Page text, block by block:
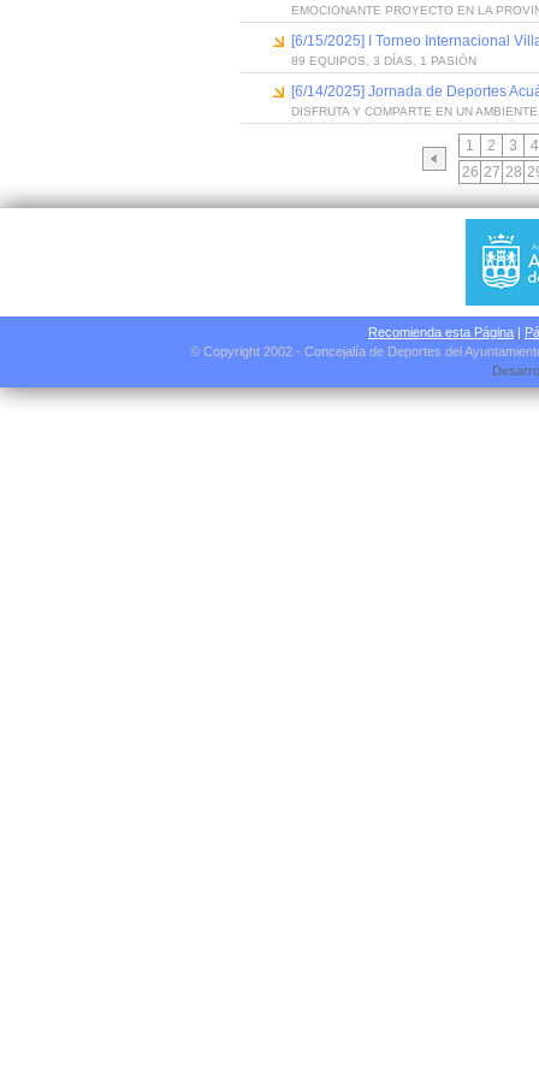
EMOCIONANTE PROYECTO EN LA
[6/15/2025] I Torneo Internacional
89 EQUIPOS, 3 DÍAS, 1 PASIÓN
[6/14/2025] Jornada de Deportes
DISFRUTA Y COMPARTE EN UN
1 2 3
4
26 27 28
Recomienda esta Página |
© Copyright 2002 - Concejalía de Deportes del